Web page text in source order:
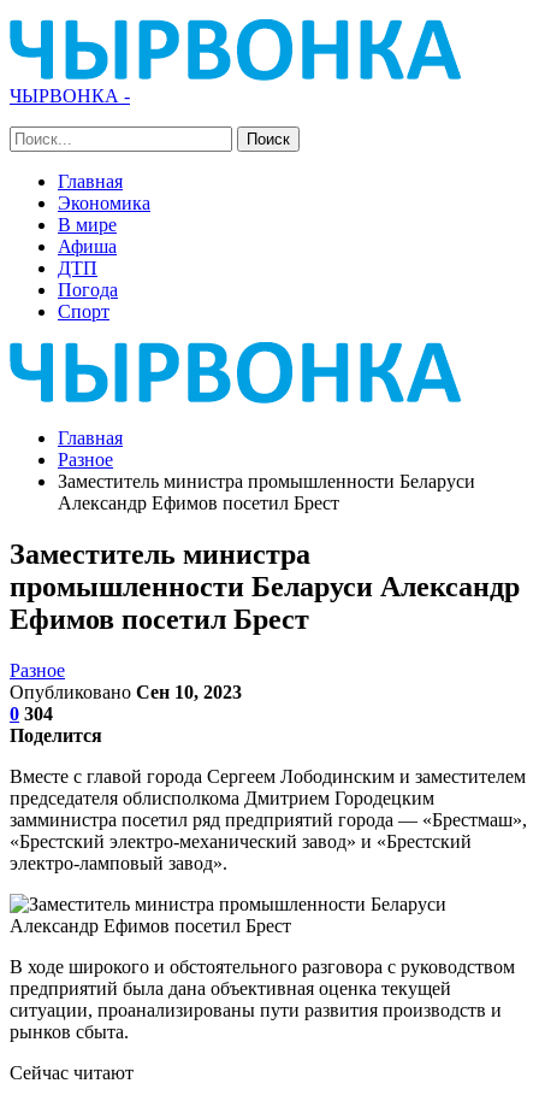
ЧЫРВОНКА -
Главная
Экономика
В мире
Афиша
ДТП
Погода
Спорт
Главная
Разное
Заместитель министра промышленности Беларуси
Александр Ефимов посетил Брест
Заместитель министра
промышленности Беларуси Александр
Ефимов посетил Брест
Разное
Опубликовано Сен 10, 2023
0 304
Поделится
Вместе с главой города Сергеем Лободинским и заместителем
председателя облисполкома Дмитрием Городецким
замминистра посетил ряд предприятий города — «Брестмаш»,
«Брестский электро-механический завод» и «Брестский
электро-ламповый завод».
В ходе широкого и обстоятельного разговора с руководством
предприятий была дана объективная оценка текущей
ситуации, проанализированы пути развития производств и
рынков сбыта.
Сейчас читают